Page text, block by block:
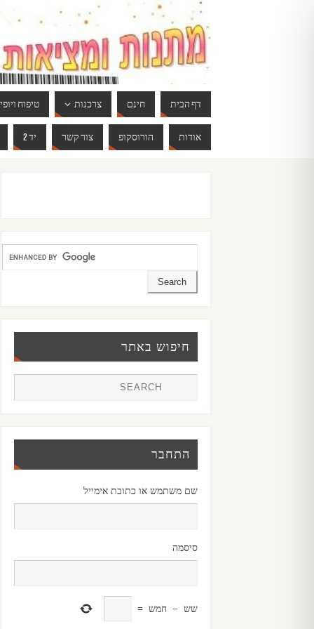
דף הבית חינם צרכנות טיפוח ויופי
אודות הורוסקופ צור קשר יד 2
חיפוש באתר
התחבר
שם משתמש או כתובת אימייל
סיסמה
שש − חמש =